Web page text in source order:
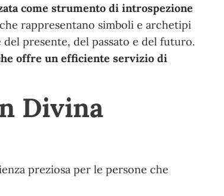
come strumento di introspezione
rappresentano simboli e archetipi
presente, del passato e del futuro.
offre un efficiente servizio di
Divina
preziosa per le persone che